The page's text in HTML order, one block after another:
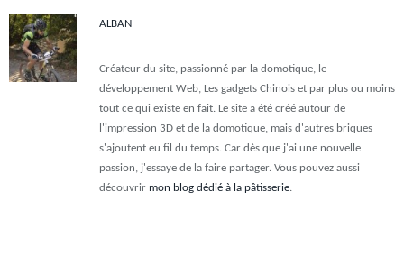
ALBAN
Créateur du site, passionné par la domotique, le
développement Web, Les gadgets Chinois et par plus ou moins
tout ce qui existe en fait. Le site a été créé autour de
l'impression 3D et de la domotique, mais d'autres briques
s'ajoutent eu fil du temps. Car dès que j'ai une nouvelle
passion, j'essaye de la faire partager. Vous pouvez aussi
découvrir mon blog dédié à la pâtisserie